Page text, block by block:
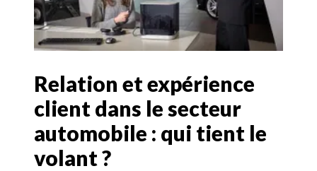
Relation et expérience
client dans le secteur
automobile : qui tient le
volant ?